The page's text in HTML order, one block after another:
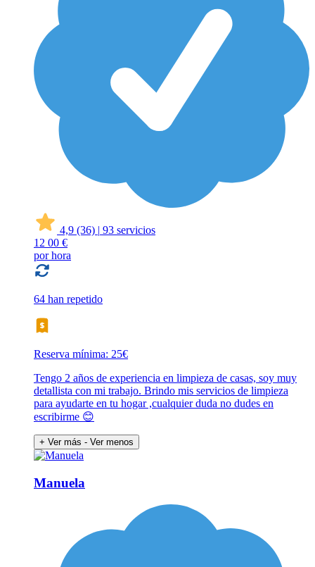
4,9 (36) | 93 servicios
12 00 €
por hora
64 han repetido
Reserva mínima: 25€
Tengo 2 años de experiencia en limpieza de casas, soy muy
detallista con mi trabajo. Brindo mis servicios de limpieza
para ayudarte en tu hogar ,cualquier duda no dudes en
escribirme 😊
+ Ver más - Ver menos
Manuela